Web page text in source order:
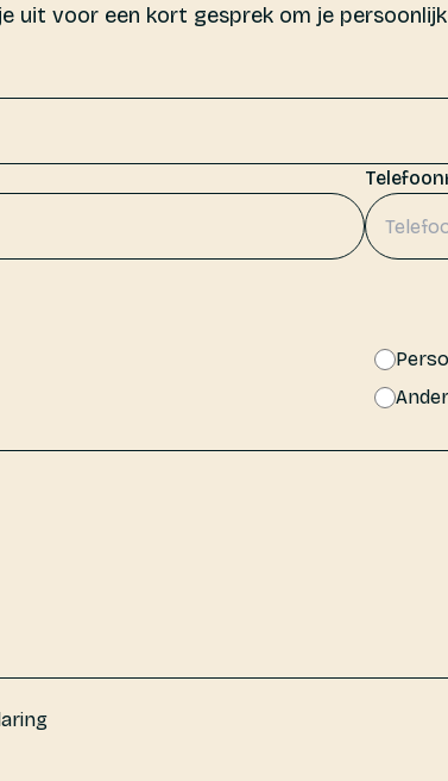
uit voor een kort gesprek om je